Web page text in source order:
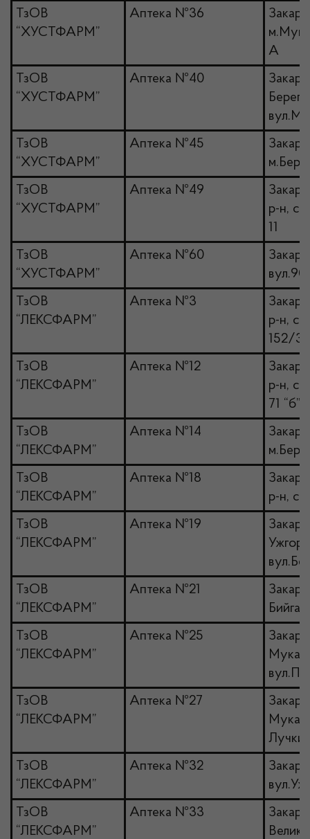
ТзОВ
“ХУСТФАРМ”
Аптека №36
А
ТзОВ
“ХУСТФАРМ”
Аптека №40
ТзОВ
“ХУСТФАРМ”
Аптека №45
ТзОВ
“ХУСТФАРМ”
Аптека №49
р-н,
11
ТзОВ
“ХУСТФАРМ”
Аптека №60
ТзОВ
“ЛЕКСФАРМ”
Аптека №3
р-н,
152/3
ТзОВ
“ЛЕКСФАРМ”
Аптека №12
р-н,
71 “б”
ТзОВ
“ЛЕКСФАРМ”
Аптека №14
ТзОВ
“ЛЕКСФАРМ”
Аптека №18
р-н,
ТзОВ
“ЛЕКСФАРМ”
Аптека №19
ТзОВ
“ЛЕКСФАРМ”
Аптека №21
ТзОВ
“ЛЕКСФАРМ”
Аптека №25
ТзОВ
“ЛЕКСФАРМ”
Аптека №27
Лучки,
ТзОВ
“ЛЕКСФАРМ”
Аптека №32
ТзОВ
“ЛЕКСФАРМ”
Аптека №33